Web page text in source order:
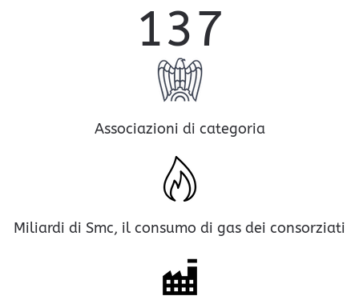
137
Associazioni di categoria
Miliardi di Smc, il consumo di gas dei consorziati